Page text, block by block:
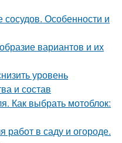
сосудов. Особенности и
вариантов и их
уровень
и состав
Как выбрать мотоблок:
работ в саду и огороде.